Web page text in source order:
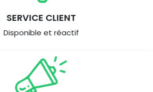
SERVICE CLIENT
Disponible et réactif